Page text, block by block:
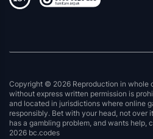
Copyright © 2026 Reproduction in whole
without express written permission is
and located in jurisdictions where online
responsibly. Bet with your head, not over
has a gambling problem, and wants help,
2026 bc.codes